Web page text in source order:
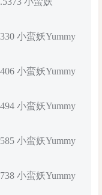
小蛮妖Yummy
小蛮妖Yummy
小蛮妖Yummy
小蛮妖Yummy
小蛮妖Yummy